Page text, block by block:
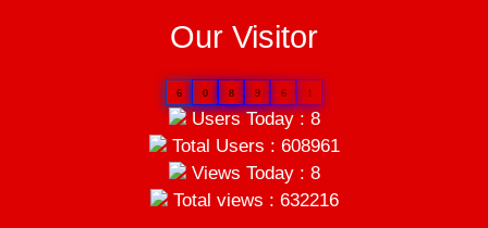
Our Visitor
6 0 8 9 6 1
Users Today : 8
Total Users : 608961
Views Today : 8
Total views : 632216